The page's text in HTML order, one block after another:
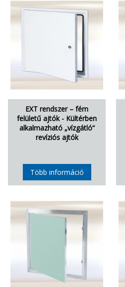
EXT rendszer – fém
felületű ajtók - Kültérben
alkalmazható „vízgátló“
revíziós ajtók
Több információ